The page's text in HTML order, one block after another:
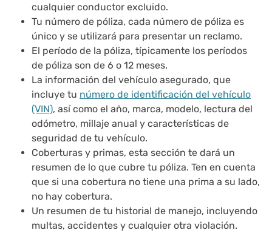
cualquier conductor excluido.
Tu número de póliza, cada número de póliza es
único y se utilizará para presentar un reclamo.
El período de la póliza, típicamente los períodos
de póliza son de 6 o 12 meses.
La información del vehículo asegurado, que
incluye tu número de identificación del vehículo
(VIN), así como el año, marca, modelo, lectura del
odómetro, millaje anual y características de
seguridad de tu vehículo.
Coberturas y primas, esta sección te dará un
resumen de lo que cubre tu póliza. Ten en cuenta
que si una cobertura no tiene una prima a su lado,
no hay cobertura.
Un resumen de tu historial de manejo, incluyendo
multas, accidentes y cualquier otra violación.